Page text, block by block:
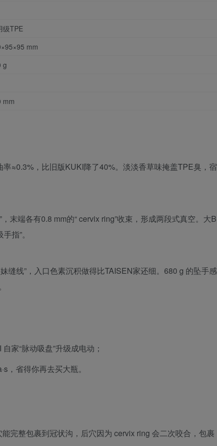
级TPE
mm
g
mm
≈0.3%，比旧版KUKI降了40%。淡淡香草味掩盖TPE臭，宿
末端各有0.8 mm的“ cervix ring”收束，形成两段式真空。大B
指”。
缝线”，入口色素沉积做得比TAISEN家还细。680 g 的坠手感
家“脉动吸盘”升级成电动；
，省得你再去买大瓶。
完整包裹到冠状沟，后穴因为 cervix ring 会二次咬合，包裹